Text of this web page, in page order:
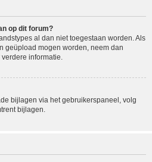
op dit forum?
al dan niet toegestaan worden. Als
geüpload mogen worden, neem dan
informatie.
bijlagen via het gebruikerspaneel, volg
bijlagen.